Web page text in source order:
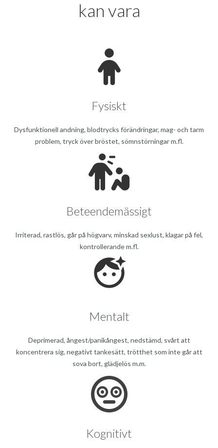
kan vara
Fysiskt
Dysfunktionell andning, blodtrycks förändringar, mag- och tarm
problem, tryck över bröstet, sömnstörningar m.fl.
Beteendemässigt
Irriterad, rastlös, går på högvarv, minskad sexlust, klagar på fel,
kontrollerande m.fl.
Mentalt
Deprimerad, ångest/panikångest, nedstämd, svårt att
koncentrera sig, negativt tankesätt, trötthet som inte går att
sova bort, glädjelös m.m.
Kognitivt